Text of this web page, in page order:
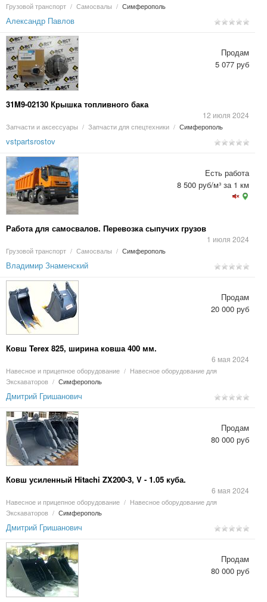
Грузовой транспорт / Самосвалы / Симферополь
Александр Павлов
31M9-02130 Крышка топливного бака
12 июля 2024
Запчасти и аксессуары / Запчасти для спецтехники / Симферополь
Продам
5 077 руб
vstpartsrostov
Работа для самосвалов. Перевозка сыпучих грузов
1 июля 2024
Грузовой транспорт / Самосвалы / Симферополь
Есть работа
8 500 руб/м³ за 1 км
Владимир Знаменский
Ковш Terex 825, ширина ковша 400 мм.
6 мая 2024
Навесное и прицепное оборудование / Навесное оборудование для
Экскаваторов / Симферополь
Продам
20 000 руб
Дмитрий Гришанович
Ковш усиленный Hitachi ZX200-3, V - 1.05 куба.
6 мая 2024
Навесное и прицепное оборудование / Навесное оборудование для
Экскаваторов / Симферополь
Продам
80 000 руб
Дмитрий Гришанович
Продам
80 000 руб